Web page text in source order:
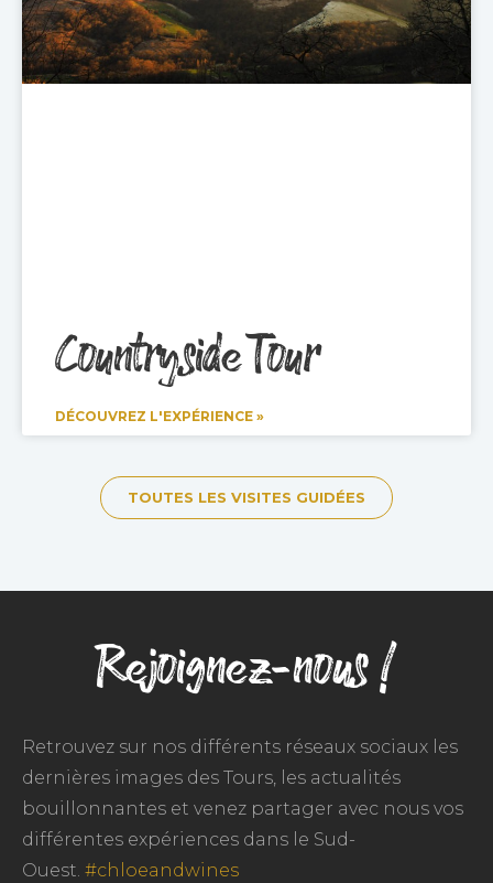
Countryside Tour
DÉCOUVREZ L'EXPÉRIENCE »
TOUTES LES VISITES GUIDÉES
Rejoignez-nous !
Retrouvez sur nos différents réseaux sociaux les
dernières images des Tours, les actualités
bouillonnantes et venez partager avec nous vos
différentes expériences dans le Sud-
Ouest. #chloeandwines